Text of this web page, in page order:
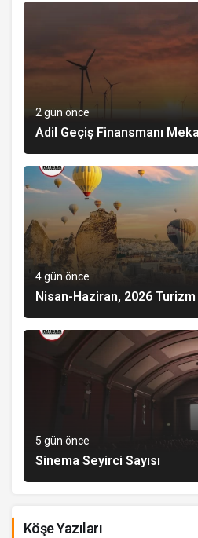
2 gün önce
Adil Geçiş Finansmanı
4 gün önce
Nisan-Haziran, 2026
5 gün önce
Sinema Seyirci Sayısı
Köşe Yazıları